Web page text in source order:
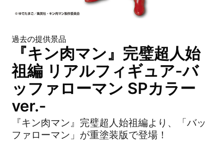
過去の提供景品
『キン肉マン』完璧超人始
祖編 リアルフィギュア-バ
ッファローマン SPカラー
ver.-
『キン肉マン』完璧超人始祖編より、「バッ
ファローマン」が重塗装版で登場！